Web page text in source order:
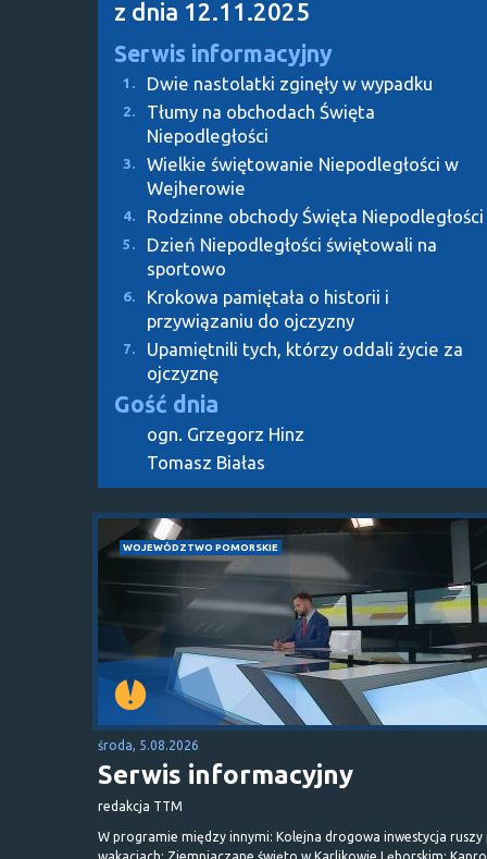
z dnia 12.11.2025
Serwis informacyjny
1. Dwie nastolatki zginęły w wypadku
2.
Tłumy na obchodach Święta
Niepodległości
3.
Wielkie świętowanie Niepodległości w
Wejherowie
4. Rodzinne obchody Święta Niepodległości
5.
Dzień Niepodległości świętowali na
sportowo
6.
Krokowa pamiętała o historii i
przywiązaniu do ojczyzny
7.
Upamiętnili tych, którzy oddali życie za
ojczyznę
Gość dnia
ogn. Grzegorz Hinz
Tomasz Białas
WOJEWÓDZTWO POMORSKIE
środa, 5.08.2026
Serwis informacyjny
redakcja TTM
W programie między innymi: Kolejna drogowa inwestycja ruszy
wakacjach; Ziemniaczane święto w Karlikowie Lęborskim;